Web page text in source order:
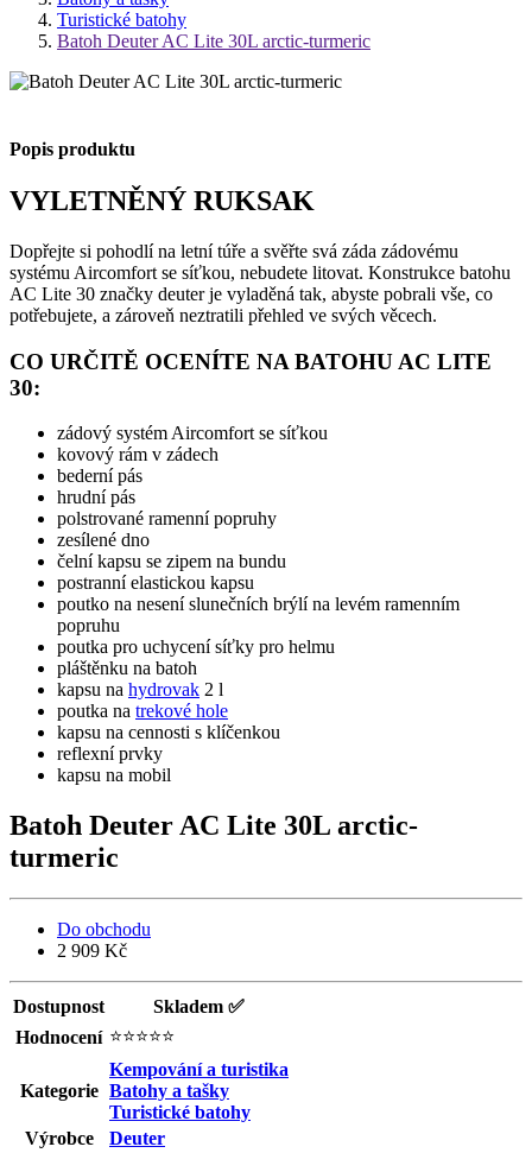
Turistické batohy
Batoh Deuter AC Lite 30L arctic-turmeric
Popis produktu
VYLETNĚNÝ RUKSAK
Dopřejte si pohodlí na letní túře a svěřte svá záda zádovému
systému Aircomfort se síťkou, nebudete litovat. Konstrukce batohu
AC Lite 30 značky deuter je vyladěná tak, abyste pobrali vše, co
potřebujete, a zároveň neztratili přehled ve svých věcech.
CO URČITĚ OCENÍTE NA BATOHU AC LITE
30:
zádový systém Aircomfort se síťkou
kovový rám v zádech
bederní pás
hrudní pás
polstrované ramenní popruhy
zesílené dno
čelní kapsu se zipem na bundu
postranní elastickou kapsu
poutko na nesení slunečních brýlí na levém ramenním
popruhu
poutka pro uchycení síťky pro helmu
pláštěnku na batoh
kapsu na hydrovak 2 l
poutka na trekové hole
kapsu na cennosti s klíčenkou
reflexní prvky
kapsu na mobil
Batoh Deuter AC Lite 30L arctic-
turmeric
Do obchodu
2 909 Kč
Dostupnost
Skladem ✅
Hodnocení ⭐⭐⭐⭐⭐
Kategorie
Kempování a turistika
Batohy a tašky
Turistické batohy
Výrobce
Deuter